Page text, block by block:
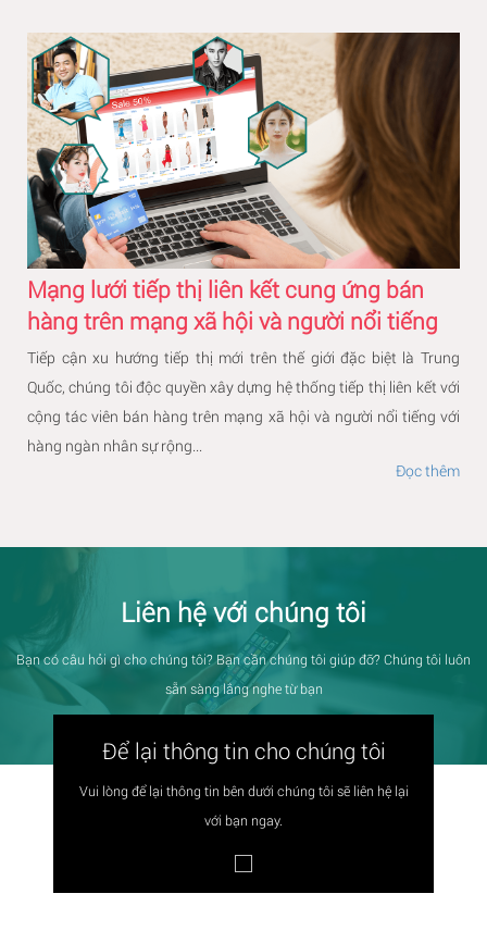
Mạng lưới tiếp thị liên kết cung ứng bán
hàng trên mạng xã hội và người nổi tiếng
Tiếp cận xu hướng tiếp thị mới trên thế giới đặc biệt là Trung
Quốc, chúng tôi độc quyền xây dựng hệ thống tiếp thị liên kết với
cộng tác viên bán hàng trên mạng xã hội và người nổi tiếng với
hàng ngàn nhân sự rộng...
Đọc thêm
Liên hệ với chúng tôi
Bạn có câu hỏi gì cho chúng tôi? Bạn cần chúng tôi giúp đỡ? Chúng tôi luôn
sẵn sàng lắng nghe từ bạn
Để lại thông tin cho chúng tôi
Vui lòng để lại thông tin bên dưới chúng tôi sẽ liên hệ lại
với bạn ngay.